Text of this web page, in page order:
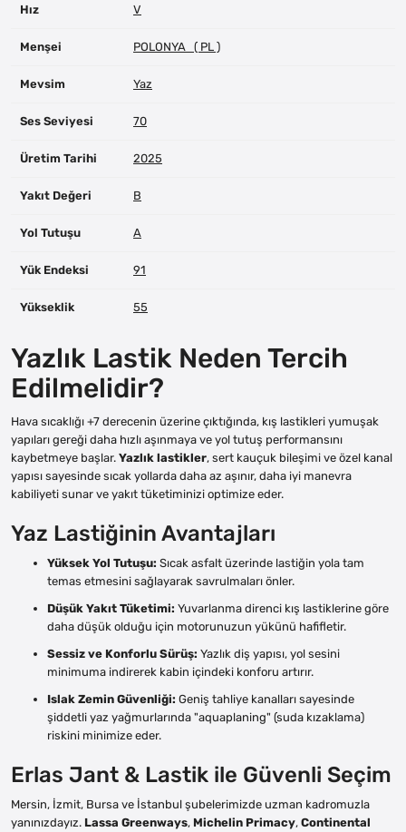
Hız V
Menşei POLONYA ( PL )
Mevsim Yaz
Ses Seviyesi 70
Üretim Tarihi 2025
Yakıt Değeri B
Yol Tutuşu A
Yük Endeksi 91
Yükseklik 55
Yazlık Lastik Neden Tercih
Edilmelidir?
Hava sıcaklığı +7 derecenin üzerine çıktığında, kış lastikleri yumuşak
yapıları gereği daha hızlı aşınmaya ve yol tutuş performansını
kaybetmeye başlar. Yazlık lastikler, sert kauçuk bileşimi ve özel kanal
yapısı sayesinde sıcak yollarda daha az aşınır, daha iyi manevra
kabiliyeti sunar ve yakıt tüketiminizi optimize eder.
Yaz Lastiğinin Avantajları
Yüksek Yol Tutuşu: Sıcak asfalt üzerinde lastiğin yola tam
temas etmesini sağlayarak savrulmaları önler.
Düşük Yakıt Tüketimi: Yuvarlanma direnci kış lastiklerine göre
daha düşük olduğu için motorunuzun yükünü hafifletir.
Sessiz ve Konforlu Sürüş: Yazlık diş yapısı, yol sesini
minimuma indirerek kabin içindeki konforu artırır.
Islak Zemin Güvenliği: Geniş tahliye kanalları sayesinde
şiddetli yaz yağmurlarında "aquaplaning" (suda kızaklama)
riskini minimize eder.
Erlas Jant & Lastik ile Güvenli Seçim
Mersin, İzmit, Bursa ve İstanbul şubelerimizde uzman kadromuzla
yanınızdayız. Lassa Greenways, Michelin Primacy, Continental